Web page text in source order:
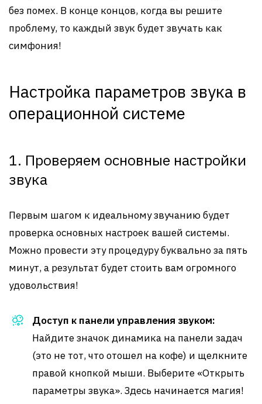
без помех. В конце концов, когда вы решите
проблему, то каждый звук будет звучать как
симфония!
Настройка параметров звука в
операционной системе
1. Проверяем основные настройки
звука
Первым шагом к идеальному звучанию будет
проверка основных настроек вашей системы.
Можно провести эту процедуру буквально за пять
минут, а результат будет стоить вам огромного
удовольствия!
Доступ к панели управления звуком:
Найдите значок динамика на панели задач
(это не тот, что отошел на кофе) и щелкните
правой кнопкой мыши. Выберите «Открыть
параметры звука». Здесь начинается магия!